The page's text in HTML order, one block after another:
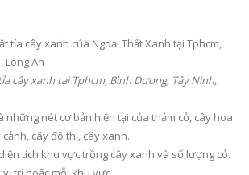
cây xanh tại Tphcm, Bình Dương, Tây Ninh,
những nét cơ bản hiện tại của thảm cỏ, cây hoa.
cây đô thị, cây xanh.
tích khu vực trồng cây xanh và số lượng cỏ.